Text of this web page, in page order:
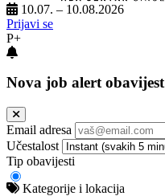
10.07. – 10.08.2026
Prijavi se
P+
Nova job alert obavijest
Email adresa
Učestalost
Tip obavijesti
Kategorije i lokacija